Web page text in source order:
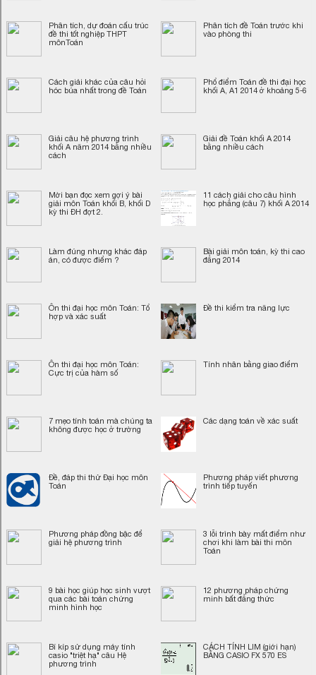
Phân tích, dự đoán cấu trúc
đề thi tốt nghiệp THPT
mônToán
Phân tích đề Toán trước khi
vào phòng thi
Cách giải khác của câu hỏi
hóc búa nhất trong đề Toán
Phổ điểm Toán đề thi đại học
khối A, A1 2014 ở khoảng 5-6
Giải câu hệ phương trình
khối A năm 2014 bằng nhiều
cách
Giải đề Toán khối A 2014
bằng nhiều cách
Mời bạn đọc xem gợi ý bài
giải môn Toán khối B, khối D
kỳ thi ĐH đợt 2.
11 cách giải cho câu hình
học phẳng (câu 7) khối A 2014
Làm đúng nhưng khác đáp
án, có được điểm ?
Bài giải môn toán, kỳ thi cao
đẳng 2014
Ôn thi đại học môn Toán: Tổ
hợp và xác suất
Đề thi kiểm tra năng lực
Ôn thi đại học môn Toán:
Cực trị của hàm số
Tính nhân bằng giao điểm
7 mẹo tính toán mà chúng ta
không được học ở trường
Các dạng toán về xác suất
Đề, đáp thi thử Đại học môn
Toán
Phương pháp viết phương
trình tiếp tuyến
Phương pháp đồng bậc để
giải hệ phương trình
3 lỗi trình bày mất điểm như
chơi khi làm bài thi môn
Toán
9 bài học giúp học sinh vượt
qua các bài toán chứng
minh hình học
12 phương pháp chứng
minh bất đẳng thức
Bí kíp sử dụng máy tính
casio "triệt hạ" câu Hệ
phương trình
CÁCH TÍNH LIM (giới hạn)
BẰNG CASIO FX 570 ES